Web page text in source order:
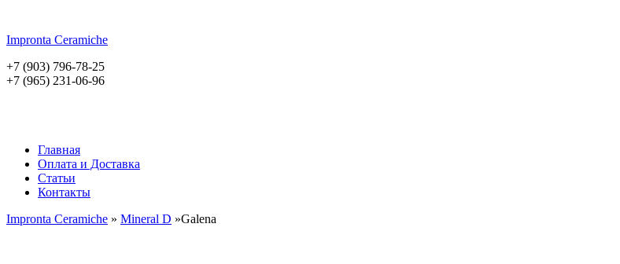
Impronta Ceramiche
+7 (903) 796-78-25
+7 (965) 231-06-96
Главная
Оплата и Доставка
Статьи
Контакты
Impronta Ceramiche » Mineral D »Galena